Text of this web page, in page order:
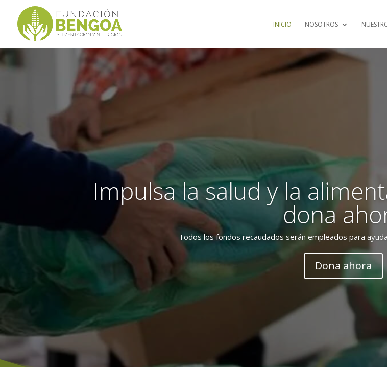
INICIO NOSOTROS
Impulsa la salud y la
dona
Todos los fondos recaudados serán empleados para
Dona ahora